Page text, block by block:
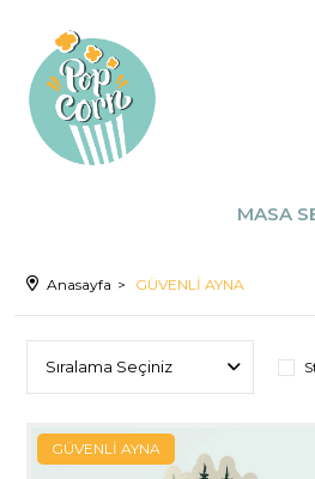
MASA
Anasayfa GÜVENLİ AYNA
GÜVENLİ AYNA